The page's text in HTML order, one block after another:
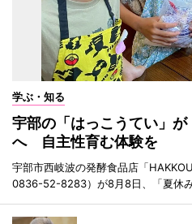
学ぶ・知る
宇部の「はっこうてい」
へ 自主性育む体験を
宇部市西岐波の発酵食品店「
0836-52-8283）が8月8日、「夏休み